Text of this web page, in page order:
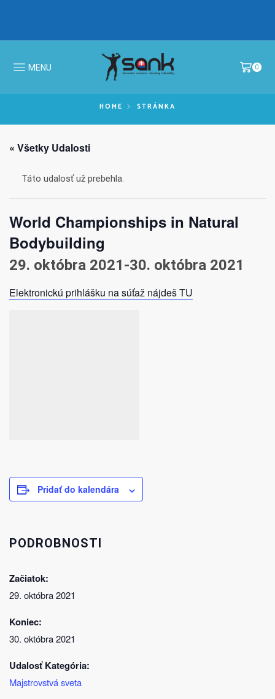
MENU 0
HOME STRÁNKA
« Všetky Udalosti
Táto udalosť už prebehla.
World Championships in Natural
Bodybuilding
29. októbra 2021-30. októbra 2021
Elektronickú prihlášku na súťaž nájdeš TU
Pridať do kalendára
PODROBNOSTI
Začiatok:
29. októbra 2021
Koniec:
30. októbra 2021
Udalosť Kategória:
Majstrovstvá sveta